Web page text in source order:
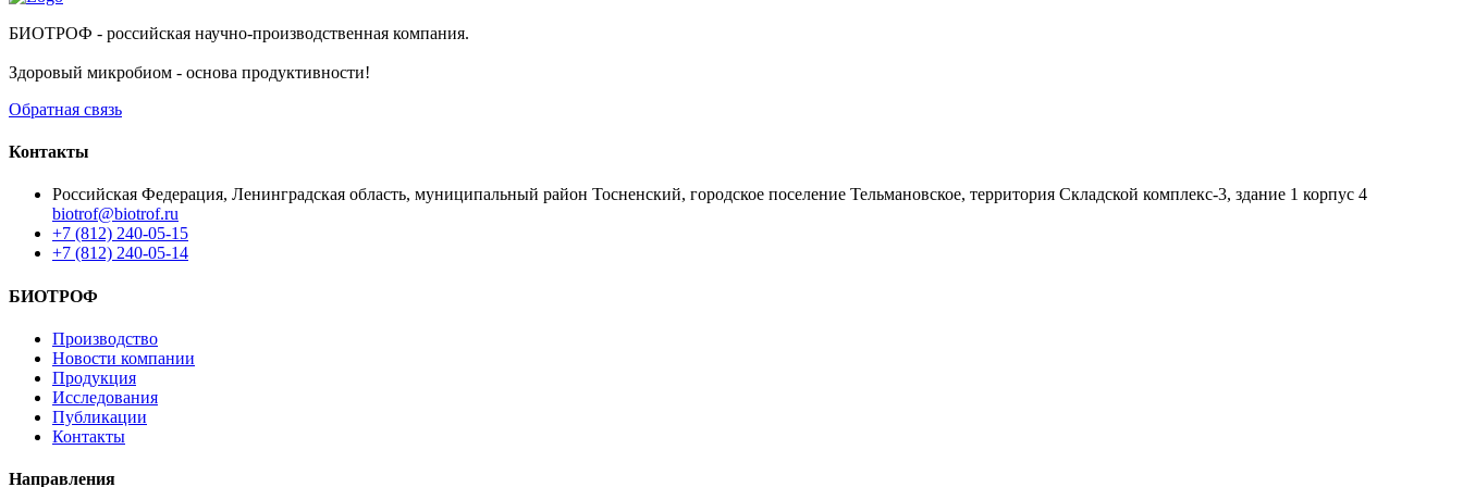
БИОТРОФ - российская научно-производственная компания.
Здоровый микробиом - основа продуктивности!
Обратная связь
Контакты
Российская Федерация, Ленинградская область, муниципальный район Тосненский, городское поселение Тельмановское, территория Складской комплекс-3, здание 1 корпус 4
biotrof@biotrof.ru
+7 (812) 240-05-15
+7 (812) 240-05-14
БИОТРОФ
Производство
Новости компании
Продукция
Исследования
Публикации
Контакты
Направления